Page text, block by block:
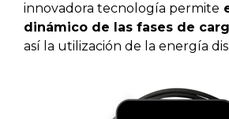
innovadora tecnología permite
dinámico de las fases de
así la utilización de la energía